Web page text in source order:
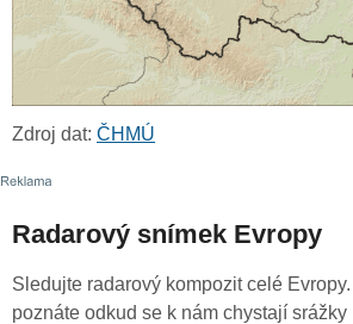
Zdroj dat: ČHMÚ
Radarový snímek Evropy
Sledujte radarový kompozit celé
poznáte odkud se k nám chystají